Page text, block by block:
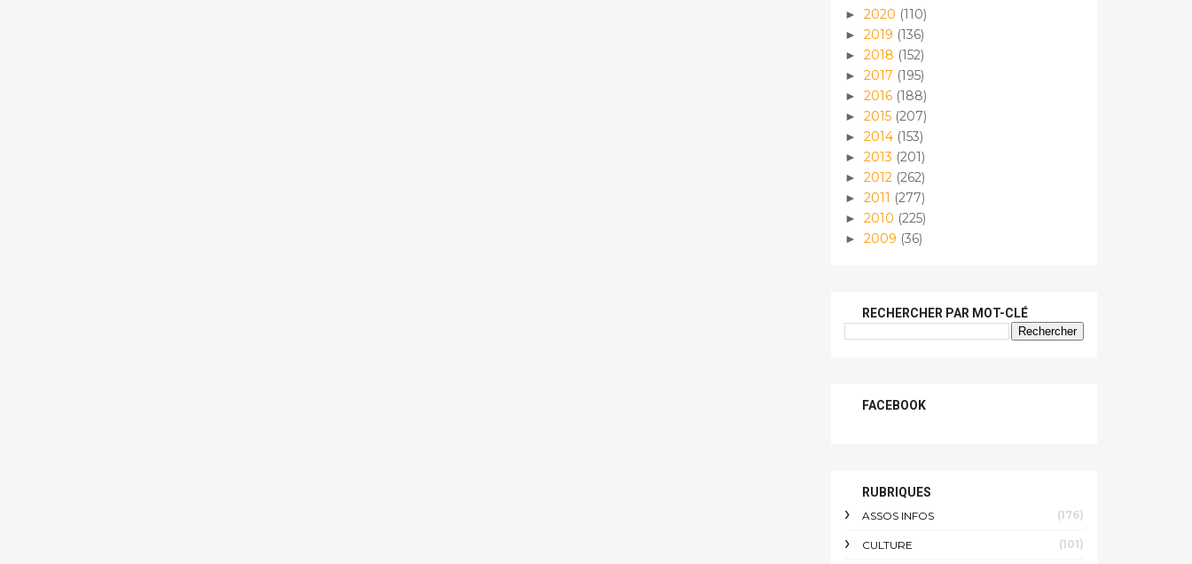
► 2020 (110)
► 2019 (136)
► 2018 (152)
► 2017 (195)
► 2016 (188)
► 2015 (207)
► 2014 (153)
► 2013 (201)
► 2012 (262)
► 2011 (277)
► 2010 (225)
► 2009 (36)
RECHERCHER PAR MOT-CLÉ
FACEBOOK
RUBRIQUES
ASSOS INFOS (176)
CULTURE (101)